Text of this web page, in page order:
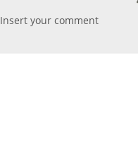
Insert your comment